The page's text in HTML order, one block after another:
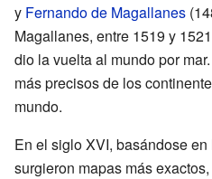
y Fernando de Magallanes
Magallanes, entre 1519 y
dio la vuelta al mundo por
más precisos de los
mundo.
En el siglo XVI, basándose
surgieron mapas más